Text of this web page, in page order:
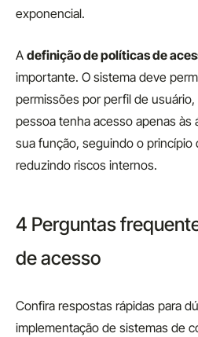
exponencial.
A definição de políticas de
importante. O sistema deve
permissões por perfil de
pessoa tenha acesso apenas às
sua função, seguindo o princípio
reduzindo riscos internos.
4 Perguntas
de acesso
Confira respostas rápidas para
implementação de sistemas de